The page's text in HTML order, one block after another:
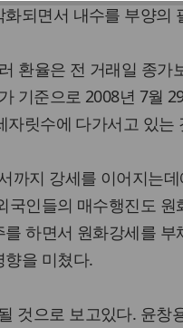
되면서 내수를 부양의
환율은 전 거래일 종
기준으로 2008년 7월
자릿수에 다가서고 있는
까지 강세를 이어지는
국인들의 매수행진도
하면서 원화강세를
을 미쳤다.
것으로 보고있다. 윤창